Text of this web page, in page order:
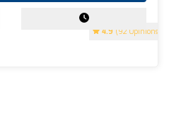
4.9 (92 Opinions)